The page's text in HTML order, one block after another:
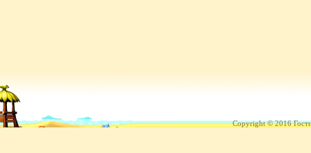
Copyright © 2016